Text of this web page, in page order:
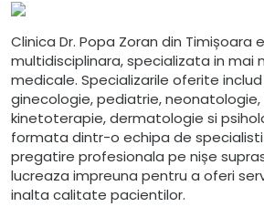
Clinica Dr. Popa Zoran din Timișoara
multidisciplinara, specializata in mai
medicale. Specializarile oferite
ginecologie, pediatrie, neonatologie,
kinetoterapie, dermatologie si
formata dintr-o echipa de specialisti
pregatire profesionala pe nișe
lucreaza impreuna pentru a oferi
inalta calitate pacientilor.